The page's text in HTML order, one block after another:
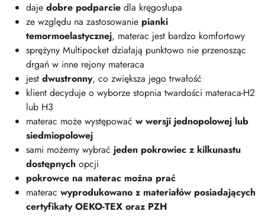
daje dobre podparcie dla kręgosłupa
ze względu na zastosowanie pianki
temormoelastycznej, materac jest bardzo komfortowy
sprężyny Multipocket działają punktowo nie przenosząc
drgań w inne rejony materaca
jest dwustronny, co zwiększa jego trwałość
klient decyduje o wyborze stopnia twardości materaca-H2
lub H3
materac może występować w wersji jednopolowej lub
siedmiopolowej
sami możemy wybrać jeden pokrowiec z kilkunastu
dostępnych opcji
pokrowce na materac można prać
materac wyprodukowano z materiałów posiadających
certyfikaty OEKO-TEX oraz PZH